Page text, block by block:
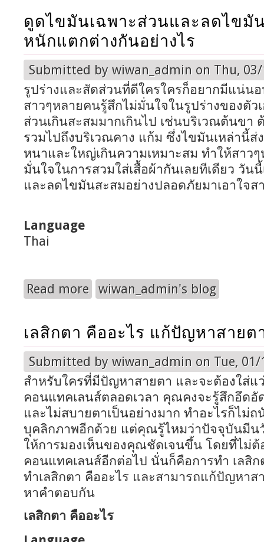
ดูดไขมันเฉพาะส่วนและลดไขมั
หนักแตกต่างกันอย่างไร
Submitted by wiwan_admin on Thu,
รูปร่างและสัดส่วนที่ดีใครใครก็อยากมีแน่น
สาวๆหลายคนรู้สึกไม่มั่นใจในรูปร่างของตัว
ส่วนเกินสะสมมากเกินไป เช่นบริเวณต้นขา
รวมไปถึงบริเวณคาง แก้ม ซึ่งไขมันเหล่านี้ส่
หนาและใหญ่เกินความเหมาะสม ทำให้สาว
มั่นใจในการสวมใส่เสื้อผ้ากันเลยทีเดียว วันนี้
และลดไขมันสะสมอย่างปลอดภัยมาเอาใจส
Language
Thai
Read more about ดูดไขมันเฉพาะส่วนและลดไขมันด้วยกา
wiwan_admin's blog
เลสิกตา คืออะไร แก้ปัญหาสายต
Submitted by wiwan_admin on Tue,
สำหรับใครที่มีปัญหาสายตา และจะต้องใส่แ
คอนแทคเลนส์ตลอดเวลา คุณคงจะรู้สึกอึดอั
และไม่สบายตาเป็นอย่างมาก ทำอะไรก็ไม่ถ
บุคลิกภาพอีกด้วย แต่คุณรู้ไหมว่าปัจจุบันมีน
ให้การมองเห็นของคุณชัดเจนขึ้น โดยที่ไม่ต้
คอนแทคเลนส์อีกต่อไป นั่นก็คือการทำ เลสิก
ทำเลสิกตา คืออะไร และสามารถแก้ปัญหาส
หาคำตอบกัน
เลสิกตา คืออะไร